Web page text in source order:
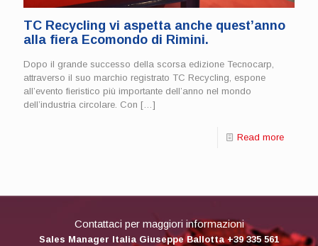
TC Recycling vi aspetta anche quest’anno
alla fiera Ecomondo di Rimini.
Dopo il grande successo della scorsa edizione Tecnocarp,
attraverso il suo marchio registrato TC Recycling, espone
all’evento fieristico più importante dell’anno nel mondo
dell’industria circolare. Con […]
Read more
Contattaci per maggiori informazioni
Sales Manager Italia Giuseppe Ballotta +39 335 561